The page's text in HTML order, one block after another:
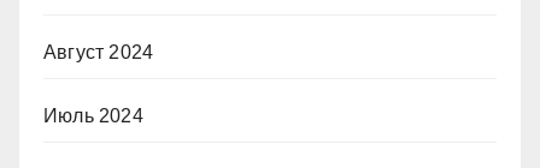
Август 2024
Июль 2024